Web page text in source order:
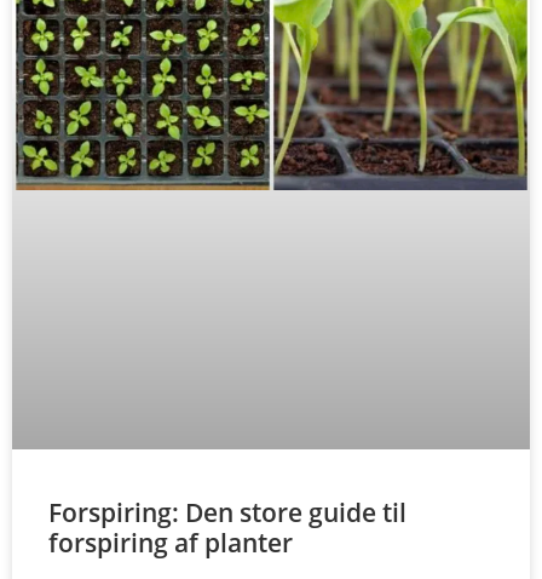
Forspiring: Den store guide til
forspiring af planter